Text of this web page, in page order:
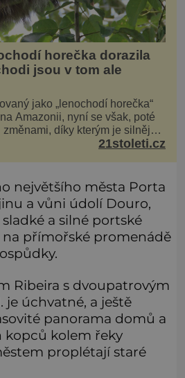
horečka dorazila
jsou v tom ale
jako „lenochodí horečka“
Amazonii, nyní se však, poté
díky kterým je silnější,
první případy se objevily už i v
21stoleti.cz
největšího města Porta
a vůni údolí Douro,
a silné portské
přímořské promenádě
Ribeira s dvoupatrovým
je úchvatné, a ještě
panorama domů a
kopců kolem řeky
proplétají staré